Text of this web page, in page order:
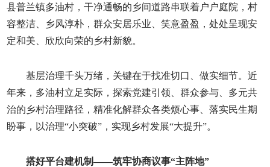
县普兰镇多油村，干净通畅的乡间道路串联着户户庭院，村
容整洁、乡风淳朴，群众安居乐业、笑意盈盈，处处呈现安
定和美、欣欣向荣的乡村新貌。
基层治理千头万绪，关键在于找准切口、做实细节。近
年来，多油村立足实际，探索党建引领、群众参与、多元共
治的乡村治理路径，精准化解群众各类烦心事、落实民生期
盼事，以治理“小突破”，实现乡村发展“大提升”。
搭好平台建机制——筑牢协商议事“主阵地”